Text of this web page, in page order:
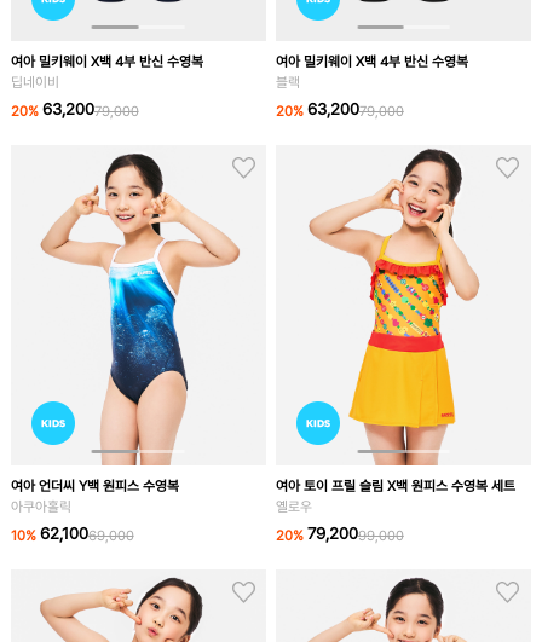
여아 밀키웨이 X백 4부 반신 수영복
딥네이비
20% 63,20079,000
여아 밀키웨이 X백 4부 반신 수영복
블랙
20% 63,20079,000
여아 언더씨 Y백 원피스 수영복
아쿠아홀릭
10% 62,10069,000
여아 토이 프릴 슬림 X백 원피스 수영복 세트
옐로우
20% 79,20099,000